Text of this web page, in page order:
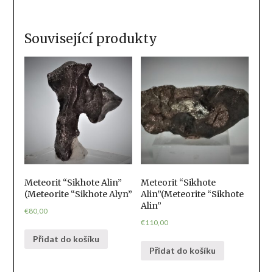
Související produkty
Meteorit “Sikhote Alin”
(Meteorite “Sikhote Alyn”
€80,00
Přidat do košíku
Meteorit “Sikhote
Alin”(Meteorite “Sikhote
Alin”
€110,00
Přidat do košíku